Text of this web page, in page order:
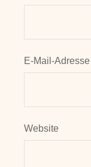
E-Mail-
Website